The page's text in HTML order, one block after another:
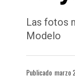
Las fotos
Modelo
Publicado marzo